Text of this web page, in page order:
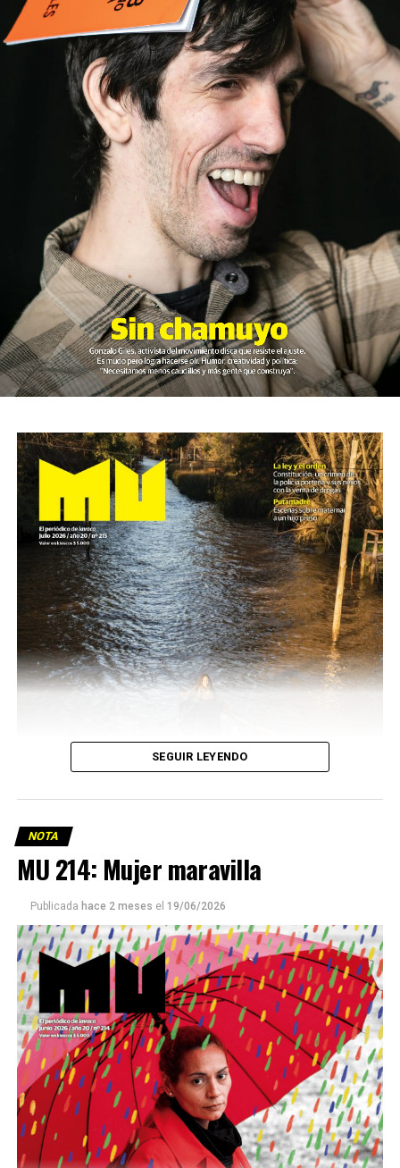
Este número 215 de MU ☝️viene con doble tapa, que
podría ser una frase:
Sin chamuyo, a remarla.
Descargar la Mu en PDF
SEGUIR LEYENDO
NOTA
MU 214: Mujer maravilla
Publicada hace 2 meses el 19/06/2026